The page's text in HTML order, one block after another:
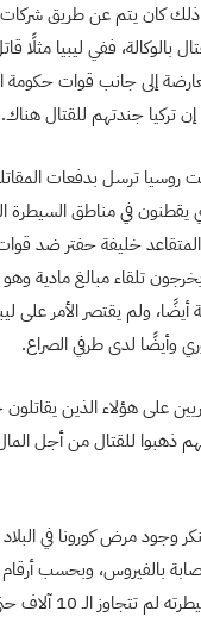
كان يتم عن طريق شركات
بالوكالة، ففي ليبيا
إلى جانب قوات حكومة
تركيا جندتهم للقتال هناك.
روسيا ترسل بدفعات
يقطنون في مناطق السيطرة
خليفة حفتر ضد
تلقاء مبالغ مادية
أيضًا، ولم يقتصر الأمر على
وأيضًا لدى طرفي الصراع.
على هؤلاء الذين
ذهبوا للقتال من أجل
بالفيروس، وبحسب
الإصابات في أماكن